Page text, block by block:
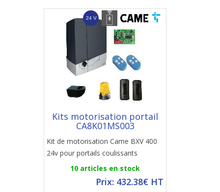
Kits motorisation portail
CA8K01MS003
Kit de motorisation Came BXV 400
24v pour portails coulissants
10 articles en stock
Prix: 432.38€ HT